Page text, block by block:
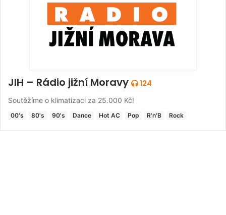
JIH – Rádio jižní Moravy 124
Soutěžíme o klimatizaci za 25.000 Kč!
00's 80's 90's Dance Hot AC Pop R'n'B Rock